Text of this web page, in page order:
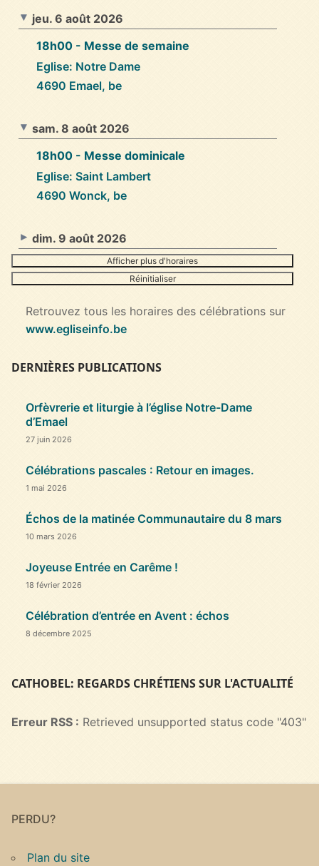
jeu. 6 août 2026
18h00 - Messe de semaine
Eglise: Notre Dame
4690 Emael, be
sam. 8 août 2026
18h00 - Messe dominicale
Eglise: Saint Lambert
4690 Wonck, be
dim. 9 août 2026
Afficher plus d'horaires
Réinitialiser
Retrouvez tous les horaires des célébrations sur
www.egliseinfo.be
DERNIÈRES PUBLICATIONS
Orfèvrerie et liturgie à l’église Notre-Dame
d’Emael
27 juin 2026
Célébrations pascales : Retour en images.
1 mai 2026
Échos de la matinée Communautaire du 8 mars
10 mars 2026
Joyeuse Entrée en Carême !
18 février 2026
Célébration d’entrée en Avent : échos
8 décembre 2025
CATHOBEL: REGARDS CHRÉTIENS SUR L'ACTUALITÉ
Erreur RSS : Retrieved unsupported status code "403"
PERDU?
Plan du site